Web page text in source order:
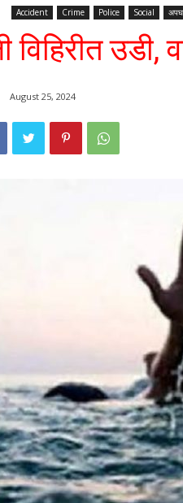
Accident Crime Police Social
विहिरीत उडी,
August 25, 2024